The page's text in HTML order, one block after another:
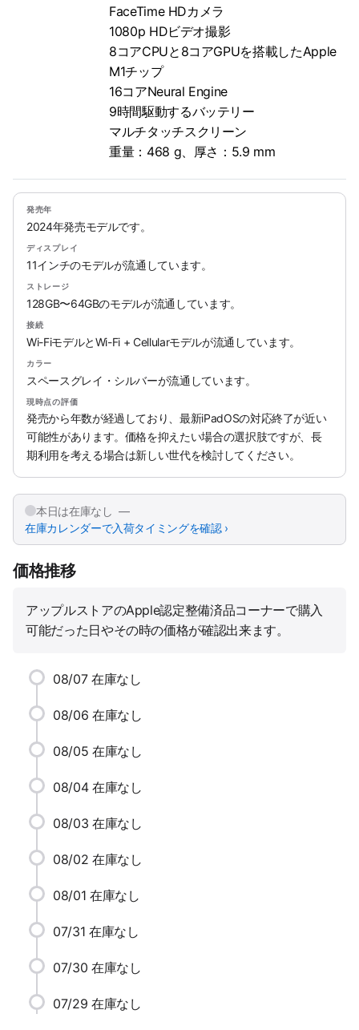
FaceTime HDカメラ
1080p HDビデオ撮影
8コアCPUと8コアGPUを搭載したApple
M1チップ
16コアNeural Engine
9時間駆動するバッテリー
マルチタッチスクリーン
重量：468 g、厚さ：5.9 mm
発売年
2024年発売モデルです。
ディスプレイ
11インチのモデルが流通しています。
ストレージ
128GB〜64GBのモデルが流通しています。
接続
Wi-FiモデルとWi-Fi + Cellularモデルが流通しています。
カラー
スペースグレイ・シルバーが流通しています。
現時点の評価
発売から年数が経過しており、最新iPadOSの対応終了が近い
可能性があります。価格を抑えたい場合の選択肢ですが、長
期利用を考える場合は新しい世代を検討してください。
本日は在庫なし —
在庫カレンダーで入荷タイミングを確認 ›
価格推移
アップルストアのApple認定整備済品コーナーで購入
可能だった日やその時の価格が確認出来ます。
08/07 在庫なし
08/06 在庫なし
08/05 在庫なし
08/04 在庫なし
08/03 在庫なし
08/02 在庫なし
08/01 在庫なし
07/31 在庫なし
07/30 在庫なし
07/29 在庫なし